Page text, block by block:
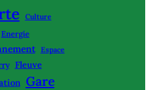
Culture
Energie
Espace
Fleuve
Gare